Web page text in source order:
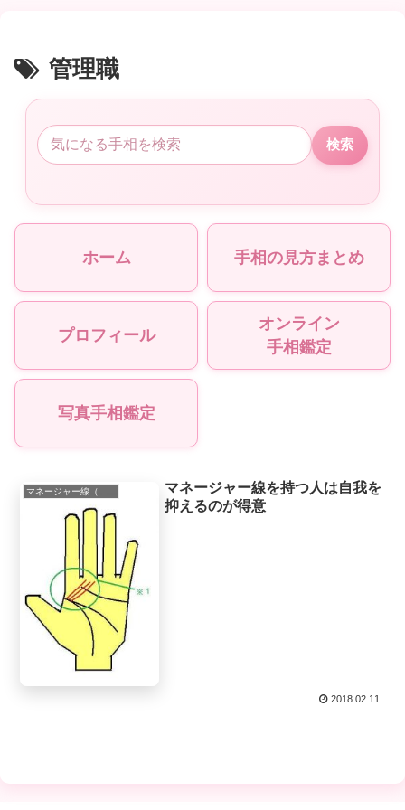
管理職
検索
ホーム 手相の見方まとめ
プロフィール
オンライン
手相鑑定
写真手相鑑定
マネージャー線（マネジメント線）
マネージャー線を持つ人は自我を
抑えるのが得意
2018.02.11